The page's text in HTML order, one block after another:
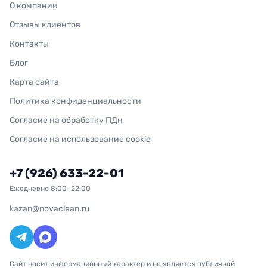
О компании
Отзывы клиентов
Контакты
Блог
Карта сайта
Политика конфиденциальности
Согласие на обработку ПДн
Согласие на использование cookie
+7 (926) 633-22-01
Ежедневно 8:00–22:00
kazan@novaclean.ru
Сайт носит информационный характер и не является публичной